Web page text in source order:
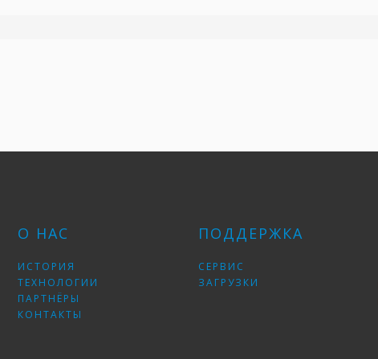
О НАС
ИСТОРИЯ
ТЕХНОЛОГИИ
ПАРТНЁРЫ
КОНТАКТЫ
ПОДДЕРЖКА
СЕРВИС
ЗАГРУЗКИ